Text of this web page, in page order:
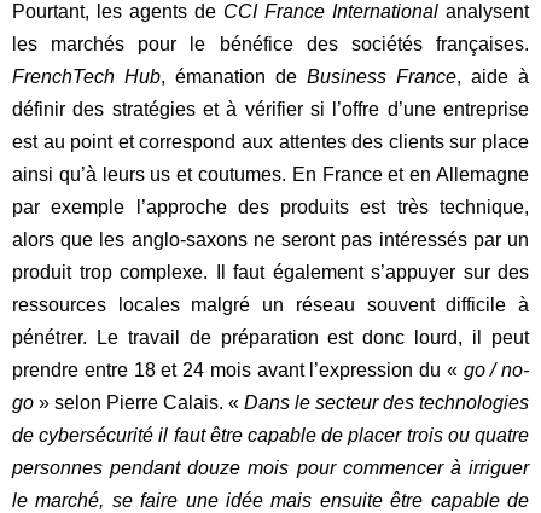
Pourtant, les agents de CCI France International analysent
les marchés pour le bénéfice des sociétés françaises.
FrenchTech Hub, émanation de Business France, aide à
définir des stratégies et à vérifier si l’offre d’une entreprise
est au point et correspond aux attentes des clients sur place
ainsi qu’à leurs us et coutumes. En France et en Allemagne
par exemple l’approche des produits est très technique,
alors que les anglo-saxons ne seront pas intéressés par un
produit trop complexe. Il faut également s’appuyer sur des
ressources locales malgré un réseau souvent difficile à
pénétrer. Le travail de préparation est donc lourd, il peut
prendre entre 18 et 24 mois avant l’expression du « go / no-
go » selon Pierre Calais. « Dans le secteur des technologies
de cybersécurité il faut être capable de placer trois ou quatre
personnes pendant douze mois pour commencer à irriguer
le marché, se faire une idée mais ensuite être capable de